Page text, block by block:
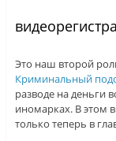
Это наш второй
Криминальный
разводе на деньги
иномарках. В этом
только теперь в